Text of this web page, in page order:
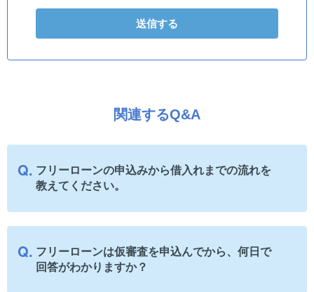
関連するQ&A
フリーローンの申込みから借入れまでの流れを
教えてください。
フリーローンは仮審査を申込んでから、何日で
回答がわかりますか？